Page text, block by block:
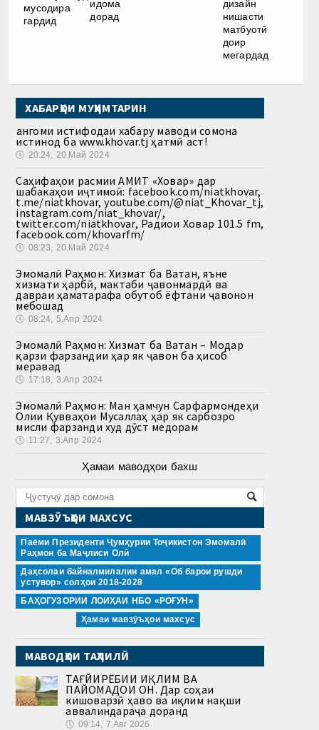
мусодира
гардид
идома
дорад
дизайн
нишасти
матбуотӣ
доир
мегардад
ХАБАРҲОИ МУҲИМТАРИН
Ҳангоми истифодаи хабару маводи сомона
истинод ба www.khovar.tj ҳатмӣ аст!
🕔 20:24, 20.Май 2024
Саҳифаҳои расмии АМИТ «Ховар» дар
шабакаҳои иҷтимоӣ: facebook.com/niatkhovar,
t.me/niatkhovar, youtube.com/@niat_Khovar_tj,
instagram.com/niat_khovar/,
twitter.com/niatkhovar, Радиои Ховар 101.5 fm,
facebook.com/khovarfm/
🕔 08:23, 20.Май 2024
Эмомалӣ Раҳмон: Хизмат ба Ватан, яъне
хизмати ҳарбӣ, мактаби ҷавонмардӣ ва
давраи ҳаматарафа обутоб ёфтани ҷавонон
мебошад
🕔 08:24, 5.Апр 2024
Эмомалӣ Раҳмон: Хизмат ба Ватан – Модар
қарзи фарзандии ҳар як ҷавон ба ҳисоб
меравад
🕔 17:18, 3.Апр 2024
Эмомалӣ Раҳмон: Ман ҳамчун Сарфармондеҳи
Олии Қувваҳои Мусаллаҳ ҳар як сарбозро
мисли фарзанди худ дӯст медорам
🕔 11:27, 3.Апр 2024
Ҳамаи маводҳои бахш
МАВЗӮЪҲОИ МАХСУС
Паёми Президенти Ҷумҳурии Тоҷикистон Эмомалӣ
Раҳмон ба Маҷлиси Олӣ
Даҳсолаи байналмилалии амал «Об барои рушди
устувор» солҳои 2018-2028
БАҲОГУЗОРИИ ЛОИҲАИ НБО «РОҒУН»
Ҳамаи мавзӯъҳои махсус
МАВОДҲОИ ТАҲЛИЛӢ
ТАҒЙИРЁБИИ ИҚЛИМ ВА
ПАЙОМАДҲОИ ОН. Дар соҳаи
кишоварзӣ ҳаво ва иқлим нақши
аввалиндараҷа доранд
🕔 09:14, 7.Авг 2026